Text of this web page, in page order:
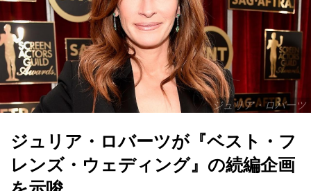
ジュリア・ロバーツ
ジュリア・ロバーツが『ベスト・フ
レンズ・ウェディング』の続編企画